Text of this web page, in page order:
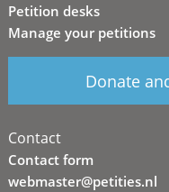
Petition desks
Manage your petitions
Donate
Contact
Contact form
webmaster@petities.nl